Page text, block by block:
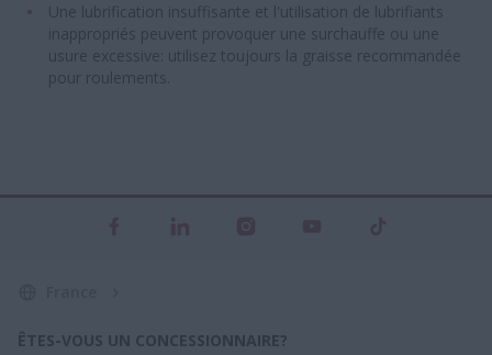
Une lubrification insuffisante et l'utilisation de lubrifiants
inappropriés peuvent provoquer une surchauffe ou une
usure excessive: utilisez toujours la graisse recommandée
pour roulements.
ÊTES-VOUS UN CONCESSIONNAIRE?